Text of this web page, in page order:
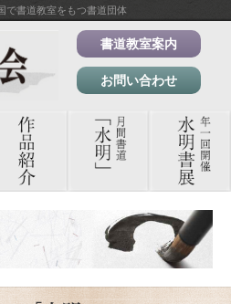
で書道教室をもつ書道団体
書道教室案内
お問い合わせ